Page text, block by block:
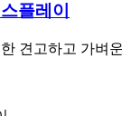
플레이
견고하고 가